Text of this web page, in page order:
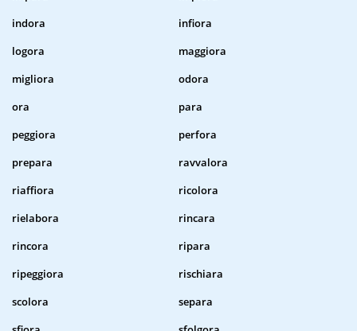
indora
infiora
logora
maggiora
migliora
odora
ora
para
peggiora
perfora
prepara
ravvalora
riaffiora
ricolora
rielabora
rincara
rincora
ripara
ripeggiora
rischiara
scolora
separa